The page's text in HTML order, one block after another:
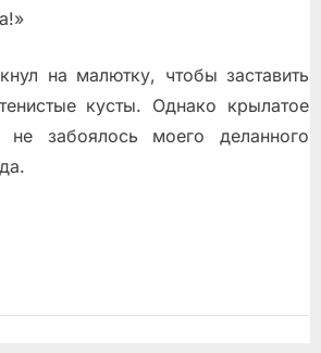
на малютку, чтобы заставить
кусты. Однако крылатое
не забоялось моего деланного